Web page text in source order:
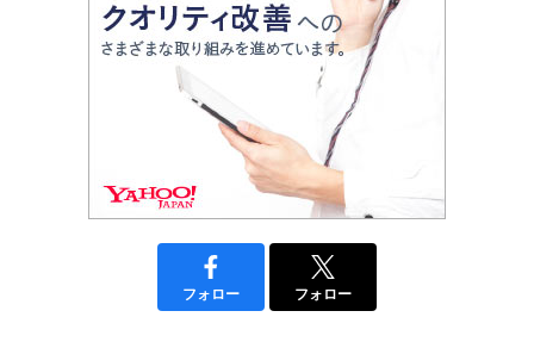
フォロー フォロー